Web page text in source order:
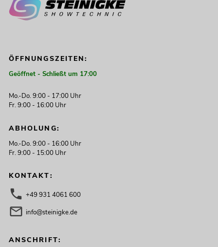
ÖFFNUNGSZEITEN:
Geöffnet - Schließt um 17:00
Mo.-Do. 9:00 - 17:00 Uhr
Fr. 9:00 - 16:00 Uhr
ABHOLUNG:
Mo.-Do. 9:00 - 16:00 Uhr
Fr. 9:00 - 15:00 Uhr
KONTAKT:
+49 931 4061 600
info@steinigke.de
ANSCHRIFT: